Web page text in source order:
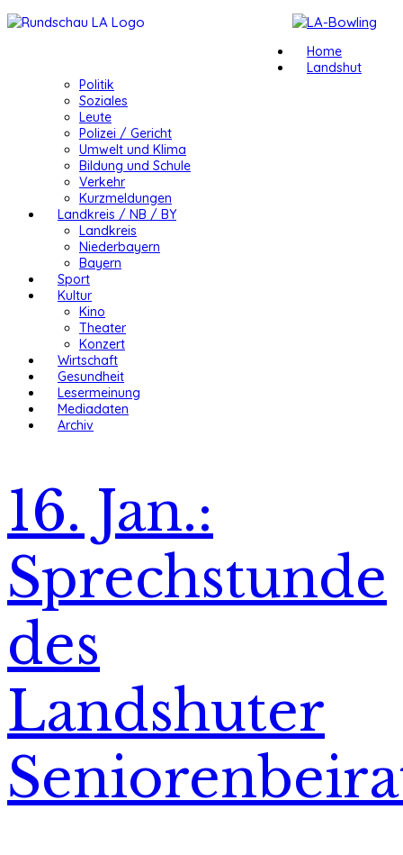
Home
Landshut
Politik
Soziales
Leute
Polizei / Gericht
Umwelt und Klima
Bildung und Schule
Verkehr
Kurzmeldungen
Landkreis / NB / BY
Landkreis
Niederbayern
Bayern
Sport
Kultur
Kino
Theater
Konzert
Wirtschaft
Gesundheit
Lesermeinung
Mediadaten
Archiv
16. Jan.:
Sprechstunde
des
Landshuter